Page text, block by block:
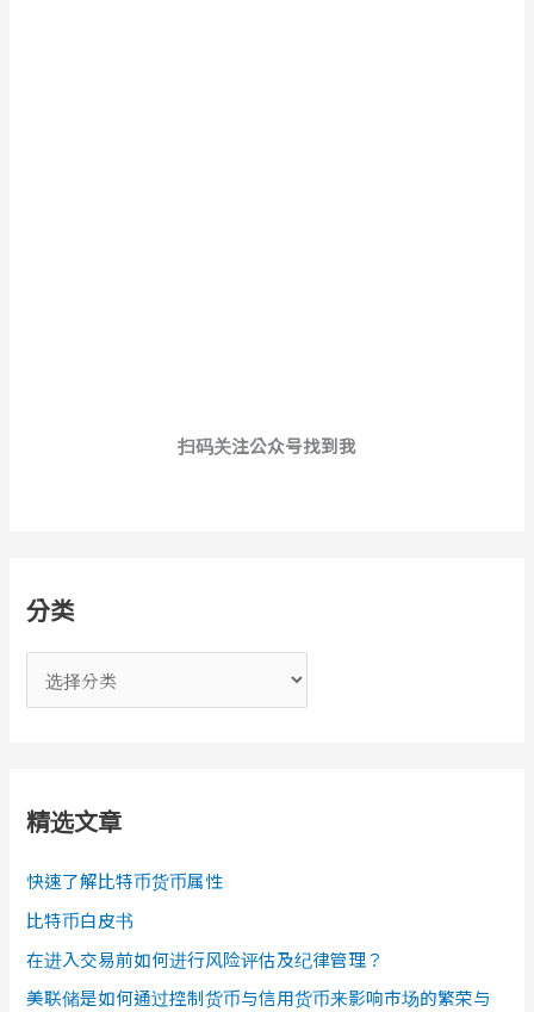
扫码关注公众号找到我
分类
类
精选文章
快速了解比特币货币属性
比特币白皮书
在进入交易前如何进行风险评估及纪律管理？
美联储是如何通过控制货币与信用货币来影响市场的繁荣与